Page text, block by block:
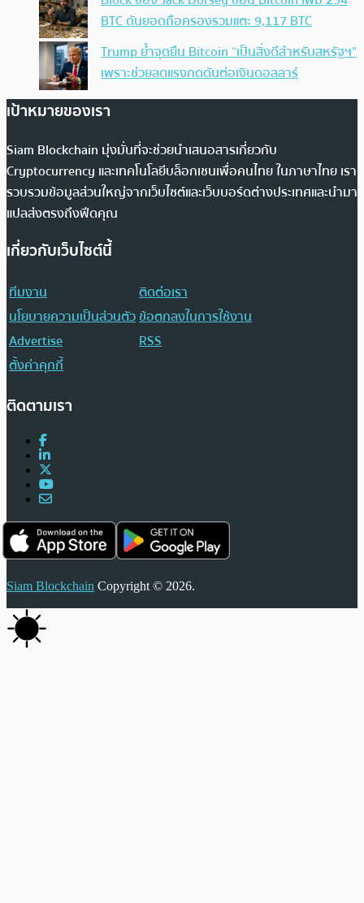
BTC ดันยอดถือครองรวมแตะ 9,117 BTC
Trump ย้ำจุดยืน Bitcoin “เป็นสิ่งดีสำหรับสหรัฐฯ”
เพราะช่วยลดแรงกดดันต่อเงินดอลลาร์
เป้าหมายของเรา
Siam Blockchain มุ่งมั่นที่จะช่วยนำเสนอสารเกี่ยวกับ
Cryptocurrency และเทคโนโลยีบล็อกเชนเพื่อคนไทย ในภาษาไทย เรา
รวบรวมข้อมูลส่วนใหญ่จากเว็บไซต์และเว็บบอร์ดต่างประเทศและนำมา
แปลส่งตรงถึงฟีดคุณ
เกี่ยวกับเว็บไซต์นี้
ทีมงาน
ติดต่อเรา
นโยบายความเป็นส่วนตัวข้อตกลงในการใช้งาน
Advertise
RSS
ตั้งค่าคุกกี้
ติดตามเรา
Siam Blockchain Copyright © 2026.